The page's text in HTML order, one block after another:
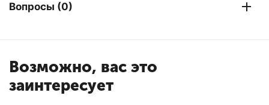
Вопросы (0)
Возможно, вас это
заинтересует